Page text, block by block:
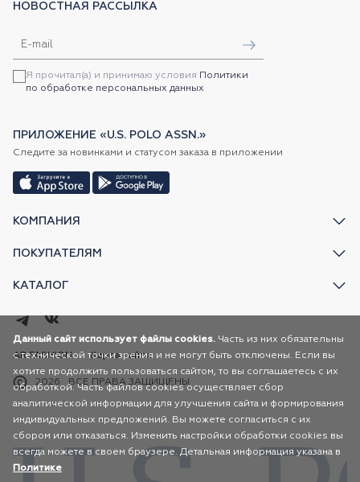
КОМПАНИЯ
ПОКУПАТЕЛЯМ
КАТАЛОГ
НОВОСТНАЯ РАССЫЛКА
Я прочитал(а) и принимаю условия Политики
по обработке персональных данных
ПРИЛОЖЕНИЕ «U.S. POLO ASSN.»
Следите за новинками и статусом заказа в приложении
2026 ВСЕ ПРАВА ЗАЩИЩЕНЫ
AR FASHION Карта сайта
Данный сайт использует файлы cookies. Часть из них обязательны
с технической точки зрения и не могут быть отключены. Если вы
хотите продолжить пользоваться сайтом, то вы соглашаетесь с их
обработкой. Часть файлов cookies осуществляет сбор
аналитической информации для улучшения сайта и формирования
индивидуальных предложений. Вы можете согласиться с их
сбором или отказаться. Изменить настройки обработки cookies вы
всегда можете в своем браузере. Детальная информация указана в
Политике